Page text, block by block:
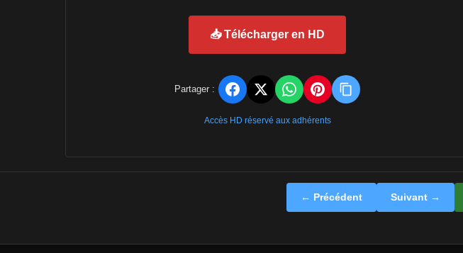
📥 Télécharger en HD
Partager :
Accès HD réservé aux adhérents
← Précédent Suivant →